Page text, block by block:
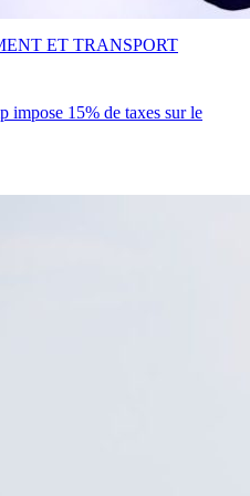
impose 15% de taxes sur le
ET TRANSPORT